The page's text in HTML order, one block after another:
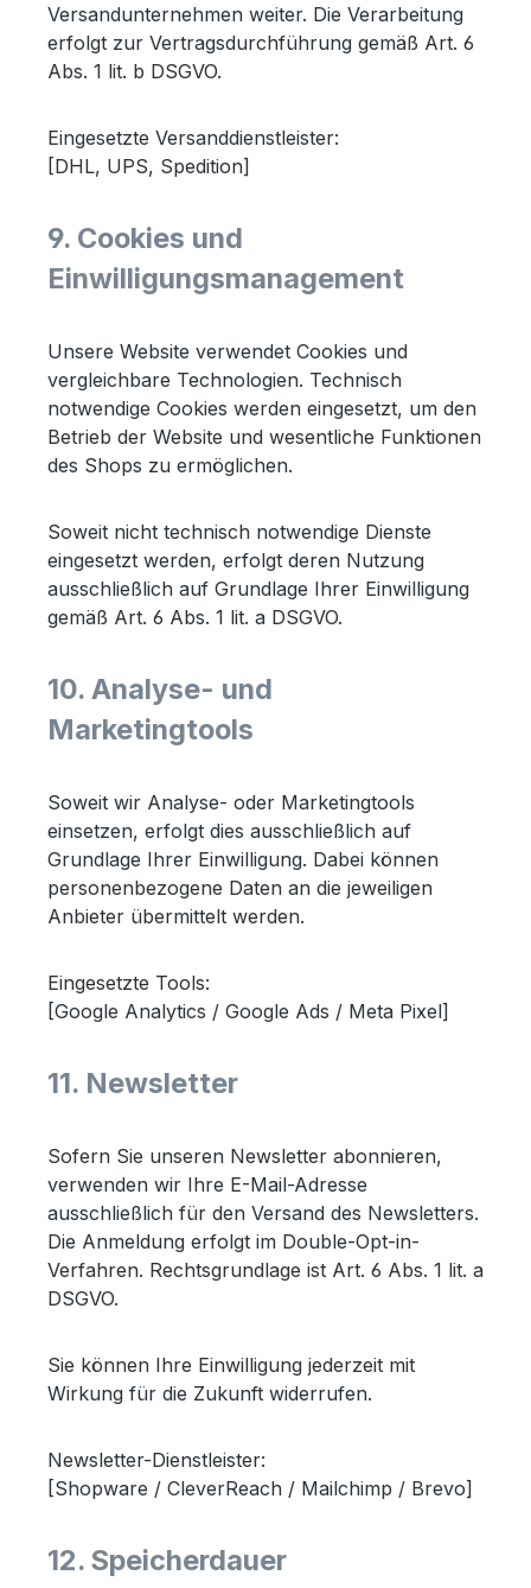
Versandunternehmen weiter. Die Verarbeitung
erfolgt zur Vertragsdurchführung gemäß Art. 6
Abs. 1 lit. b DSGVO.
Eingesetzte Versanddienstleister:
[DHL, UPS, Spedition]
9. Cookies und
Einwilligungsmanagement
Unsere Website verwendet Cookies und
vergleichbare Technologien. Technisch
notwendige Cookies werden eingesetzt, um den
Betrieb der Website und wesentliche Funktionen
des Shops zu ermöglichen.
Soweit nicht technisch notwendige Dienste
eingesetzt werden, erfolgt deren Nutzung
ausschließlich auf Grundlage Ihrer Einwilligung
gemäß Art. 6 Abs. 1 lit. a DSGVO.
10. Analyse- und
Marketingtools
Soweit wir Analyse- oder Marketingtools
einsetzen, erfolgt dies ausschließlich auf
Grundlage Ihrer Einwilligung. Dabei können
personenbezogene Daten an die jeweiligen
Anbieter übermittelt werden.
Eingesetzte Tools:
[Google Analytics / Google Ads / Meta Pixel]
11. Newsletter
Sofern Sie unseren Newsletter abonnieren,
verwenden wir Ihre E-Mail-Adresse
ausschließlich für den Versand des Newsletters.
Die Anmeldung erfolgt im Double-Opt-in-
Verfahren. Rechtsgrundlage ist Art. 6 Abs. 1 lit. a
DSGVO.
Sie können Ihre Einwilligung jederzeit mit
Wirkung für die Zukunft widerrufen.
Newsletter-Dienstleister:
[Shopware / CleverReach / Mailchimp / Brevo]
12. Speicherdauer